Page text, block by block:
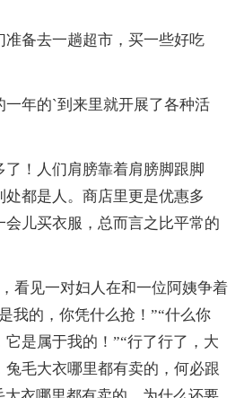
备去一趟超市，买一些好吃
年的`到来里就开展了各种活
！人们肩膀靠着肩膀脚跟脚
都是人。商店里更是优惠多
会儿买衣服，总而言之比平常的
见一对妇人在和一位阿姨争着
我的，你凭什么抢！”“什么你
是属于我的！”“行了行了，大
毛大衣哪里都有卖的，何必跟